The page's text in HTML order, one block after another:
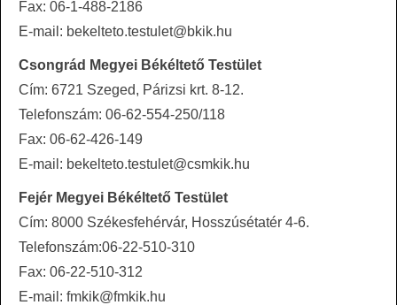
Fax: 06-1-488-2186
E-mail: bekelteto.testulet@bkik.hu
Csongrád Megyei Békéltető Testület
Cím: 6721 Szeged, Párizsi krt. 8-12.
Telefonszám: 06-62-554-250/118
Fax: 06-62-426-149
E-mail: bekelteto.testulet@csmkik.hu
Fejér Megyei Békéltető Testület
Cím: 8000 Székesfehérvár, Hosszúsétatér 4-6.
Telefonszám:06-22-510-310
Fax: 06-22-510-312
E-mail: fmkik@fmkik.hu